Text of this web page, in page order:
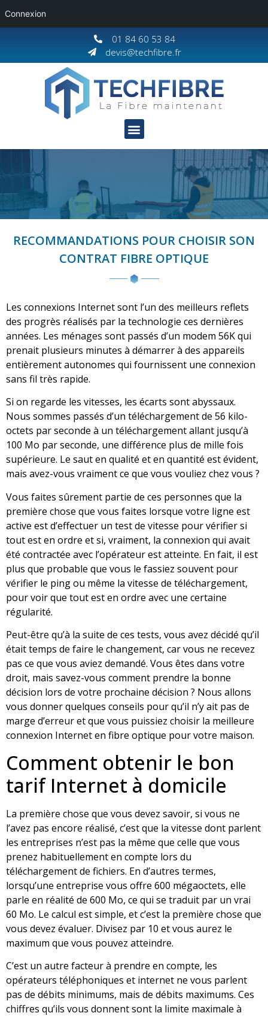
Connexion
01 84 60 53 84
devis@techfibre.fr
RECOMMANDATIONS POUR CHOISIR SON
CONTRAT FIBRE OPTIQUE
Les connexions Internet sont l’un des meilleurs reflets
des progrès réalisés par la technologie ces dernières
années. Les ménages sont passés d’un modem 56K qui
prenait plusieurs minutes à démarrer à des appareils
entièrement autonomes qui fournissent une connexion
sans fil très rapide.
Si on regarde les vitesses, les écarts sont abyssaux.
Nous sommes passés d’un téléchargement de 56 kilo-
octets par seconde à un téléchargement allant jusqu’à
100 Mo par seconde, une différence plus de mille fois
supérieure. Le saut en qualité et en quantité est évident,
mais avez-vous vraiment ce que vous vouliez chez vous ?
Vous faites sûrement partie de ces personnes que la
première chose que vous faites lorsque votre ligne est
active est d’effectuer un test de vitesse pour vérifier si
tout est en ordre et si, vraiment, la connexion qui avait
été contractée avec l’opérateur est atteinte. En fait, il est
plus que probable que vous le fassiez souvent pour
vérifier le ping ou même la vitesse de téléchargement,
pour voir que tout est en ordre avec une certaine
régularité.
Peut-être qu’à la suite de ces tests, vous avez décidé qu’il
était temps de faire le changement, car vous ne recevez
pas ce que vous aviez demandé. Vous êtes dans votre
droit, mais savez-vous comment prendre la bonne
décision lors de votre prochaine décision ? Nous allons
vous donner quelques conseils pour qu’il n’y ait pas de
marge d’erreur et que vous puissiez choisir la meilleure
connexion Internet en fibre optique pour votre maison.
Comment obtenir le bon
tarif Internet à domicile
La première chose que vous devez savoir, si vous ne
l’avez pas encore réalisé, c’est que la vitesse dont parlent
les entreprises n’est pas la même que celle que vous
prenez habituellement en compte lors du
téléchargement de fichiers. En d’autres termes,
lorsqu’une entreprise vous offre 600 mégaoctets, elle
parle en réalité de 600 Mo, ce qui se traduit par un vrai
60 Mo. Le calcul est simple, et c’est la première chose que
vous devez évaluer. Divisez par 10 et vous aurez le
maximum que vous pouvez atteindre.
C’est un autre facteur à prendre en compte, les
opérateurs téléphoniques et internet ne vous parlent
pas de débits minimums, mais de débits maximums. Ces
chiffres qu’ils vous donnent sont la limite maximale à